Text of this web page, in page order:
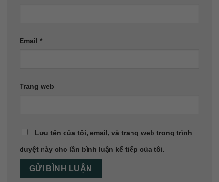
Email *
Trang web
Lưu tên của tôi, email, và trang web trong trình
duyệt này cho lần bình luận kế tiếp của tôi.